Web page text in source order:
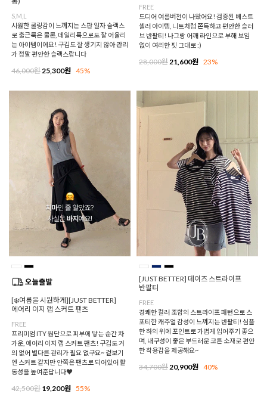
S,M,L
시원한 쿨링감이 느껴지는 스판 일자 슬랙스
로 출근룩은 물론, 데일리룩으로도 잘 어울리
는 아이템이에요! 구김도 잘 생기지 않아 관리
가 정말 편안한 슬랙스랍니다
46,000원 25,300원 45%
FREE
드디어 여름버전이 나왔어요! 검증된 베스트
셀러 아이템, 니트처럼 쫀득하고 편안한 슬러
브 반팔티! 나그랑 어깨 라인으로 부해 보임
없이 여리한 핏 그대로 :)
28,000원 21,600원 23%
[❄️여름을 시원하게][JUST BETTER]
에어리 이지 랩 스커트 팬츠
FREE
프리미엄 ITY 원단으로 피부에 닿는 순간 차
가운, 에어리 이지 랩 스커트 팬츠! 구김도 거
의 없어 별다른 관리가 필요 없구요~ 겉보기
엔 스커트 같지만 안쪽은 팬츠로 되어있어 활
동성을 높여준답니다♥
42,500원 19,200원 55%
[JUST BETTER] 데이즈 스트라이프
반팔티
FREE
경쾌한 컬러 조합의 스트라이프 패턴으로 스
포티한 캐주얼 감성이 느껴지는 반팔티! 심플
한 하의 위에 포인트로 가볍게 입어주기 좋으
며, 내구성이 좋은 부드러운 코튼 소재로 편안
한 착용감을 제공해요~
34,700원20,900원 40%